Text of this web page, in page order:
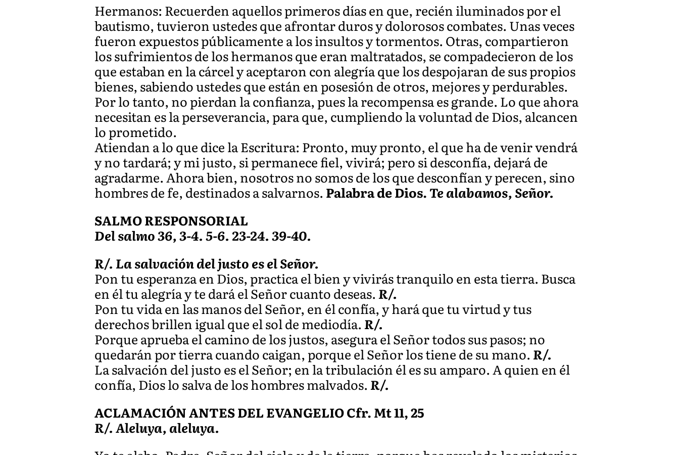
Hermanos: Recuerden aquellos primeros días en que, recién iluminados por el
bautismo, tuvieron ustedes que afrontar duros y dolorosos combates. Unas veces
fueron expuestos públicamente a los insultos y tormentos. Otras, compartieron
los sufrimientos de los hermanos que eran maltratados, se compadecieron de los
que estaban en la cárcel y aceptaron con alegría que los despojaran de sus propios
bienes, sabiendo ustedes que están en posesión de otros, mejores y perdurables.
Por lo tanto, no pierdan la confianza, pues la recompensa es grande. Lo que ahora
necesitan es la perseverancia, para que, cumpliendo la voluntad de Dios, alcancen
lo prometido.
Atiendan a lo que dice la Escritura: Pronto, muy pronto, el que ha de venir vendrá
y no tardará; y mi justo, si permanece fiel, vivirá; pero si desconfía, dejará de
agradarme. Ahora bien, nosotros no somos de los que desconfían y perecen, sino
hombres de fe, destinados a salvarnos. Palabra de Dios.Te alabamos, Señor.
SALMO RESPONSORIAL
Del salmo 36, 3-4. 5-6. 23-24. 39-40.
R/. La salvación del justo es el Señor.
Pon tu esperanza en Dios, practica el bien y vivirás tranquilo en esta tierra. Busca
en él tu alegría y te dará el Señor cuanto deseas.R/.
Pon tu vida en las manos del Señor, en él confía, y hará que tu virtud y tus
derechos brillen igual que el sol de mediodía.R/.
Porque aprueba el camino de los justos, asegura el Señor todos sus pasos; no
quedarán por tierra cuando caigan, porque el Señor los tiene de su mano.R/.
La salvación del justo es el Señor; en la tribulación él es su amparo. A quien en él
confía, Dios lo salva de los hombres malvados.R/.
ACLAMACIÓN ANTES DEL EVANGELIO Cfr. Mt 11, 25
R/. Aleluya, aleluya.